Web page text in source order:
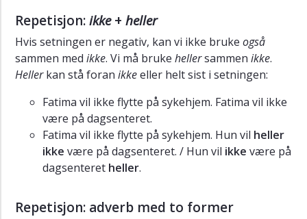
Repetisjon:ikke+ heller
Hvis setningen er negativ, kan vi ikke bruke også
sammen med ikke. Vi må bruke hellersammen ikke.
Hellerkan stå foran ikkeeller helt sist i setningen:
Fatima vil ikke flytte på sykehjem. Fatima vil ikke
være på dagsenteret.
Fatima vil ikke flytte på sykehjem. Hun vil heller
ikke være på dagsenteret. / Hun vil ikke være på
dagsenteret heller.
Repetisjon: adverb med to former